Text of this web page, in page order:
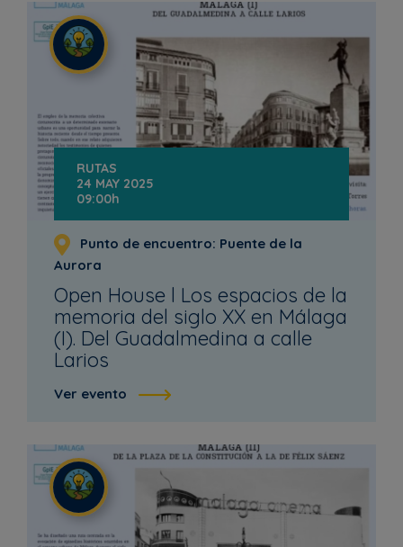
RUTAS
24 MAY 2025
09:00h
Punto de encuentro: Puente de la
Aurora
Open House l Los espacios de la
memoria del siglo XX en Málaga
(I). Del Guadalmedina a calle
Larios
Ver evento